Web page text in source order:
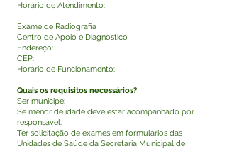
Horário de Atendimento:
Exame de Radiografia
Centro de Apoio e Diagnostico
Endereço:
CEP:
Horário de Funcionamento:
Quais os requisitos necessários?
Ser munícipe;
Se menor de idade deve estar acompanhado por
responsável.
Ter solicitação de exames em formulários das
Unidades de Saúde da Secretaria Municipal de